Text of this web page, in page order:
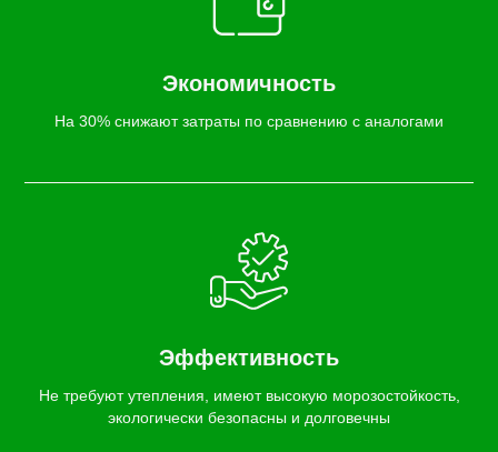
Экономичность
На 30% снижают затраты по сравнению с аналогами
Эффективность
Не требуют утепления, имеют высокую морозостойкость,
экологически безопасны и долговечны